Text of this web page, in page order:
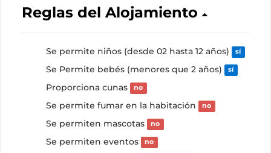
Reglas del Alojamiento
Se permite niños (desde 02 hasta 12 años) sí
Se Permite bebés (menores que 2 años) sí
Proporciona cunas no
Se permite fumar en la habitación no
Se permiten mascotas no
Se permiten eventos no